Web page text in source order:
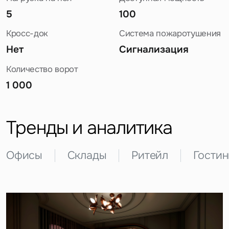
5 100
Кросс-док
Нет
Система пожаротушения
Сигнализация
Количество ворот
1 000
Тренды и аналитика
Офисы Склады Ритейл
Предложение
Это обязательное поле